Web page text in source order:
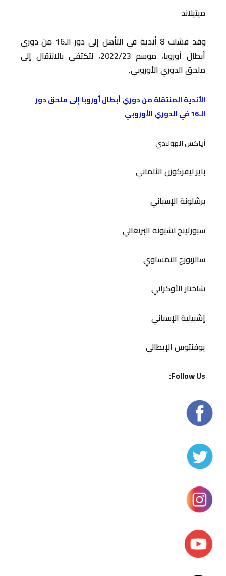
ميتيلاند
وقد فشلت 8 أندية في التأهل إلى دور الـ16 من دوري
أبطال أوروبا، موسم 2022/23، لتكتفي بالانتقال إلى
ملحق الدوري الأوروبي.
الأندية المنتقلة من دوري أبطال أوروبا إلى ملحق دور
الـ16 في الدوري الأوروبي
أياكس الهولندي
باير ليفركوزن الألماني
برشلونة الإسباني
سبورتينج لشبونة البرتغالي
سالزبورج النمساوي
شاختار الأوكراني
إشبيلية الإسباني
يوفنتوس الإيطالي
Follow Us: